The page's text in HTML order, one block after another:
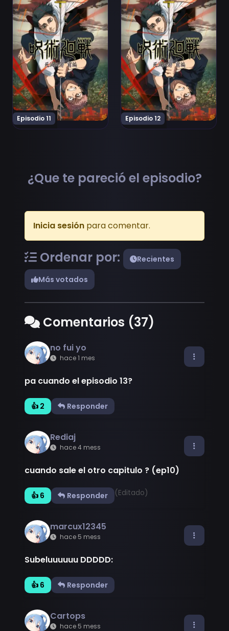
Episodio 11 Episodio 12
¿Que te pareció el episodio?
Inicia sesión para comentar.
Ordenar por:
Recientes
Más votados
Comentarios (37)
no fui yo
hace 1 mes
pa cuando el episodio 13?
👍 2 Responder
Rediaj
hace 4 mess
cuando sale el otro capitulo ? (ep10)
👍 6 Responder (Editado)
marcux12345
hace 5 mess
Subeluuuuuu DDDDD:
👍 6 Responder
Cartops
hace 5 mess